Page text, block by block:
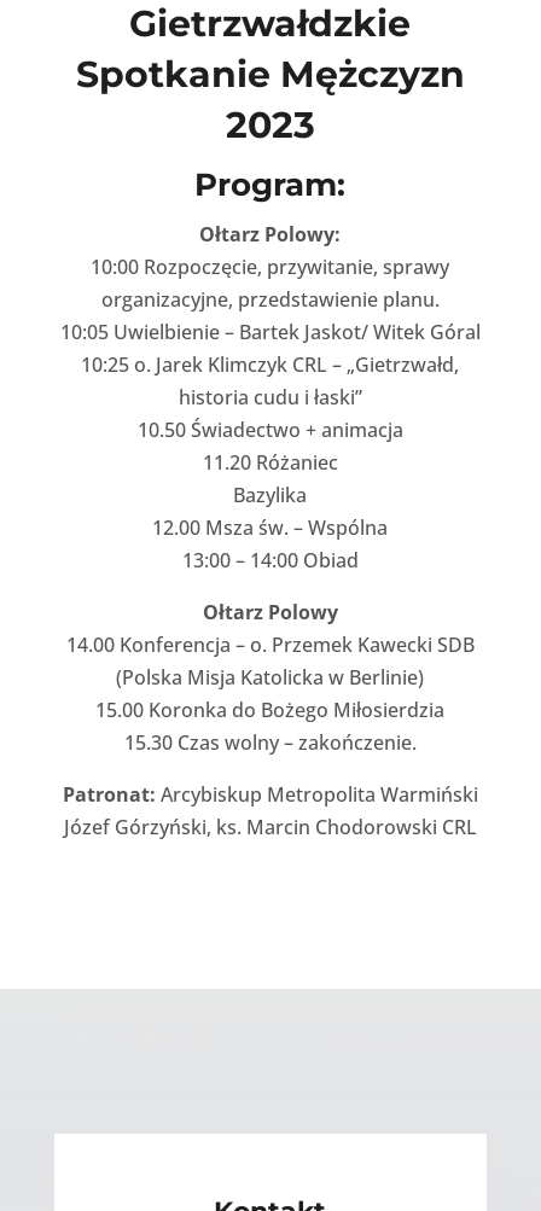
Gietrzwałdzkie
Spotkanie Mężczyzn
2023
Program:
Ołtarz Polowy:
10:00 Rozpoczęcie, przywitanie, sprawy
organizacyjne, przedstawienie planu.
10:05 Uwielbienie – Bartek Jaskot/ Witek Góral
10:25 o. Jarek Klimczyk CRL – „Gietrzwałd,
historia cudu i łaski”
10.50 Świadectwo + animacja
11.20 Różaniec
Bazylika
12.00 Msza św. – Wspólna
13:00 – 14:00 Obiad
Ołtarz Polowy
14.00 Konferencja – o. Przemek Kawecki SDB
(Polska Misja Katolicka w Berlinie)
15.00 Koronka do Bożego Miłosierdzia
15.30 Czas wolny – zakończenie.
Patronat: Arcybiskup Metropolita Warmiński
Józef Górzyński, ks. Marcin Chodorowski CRL